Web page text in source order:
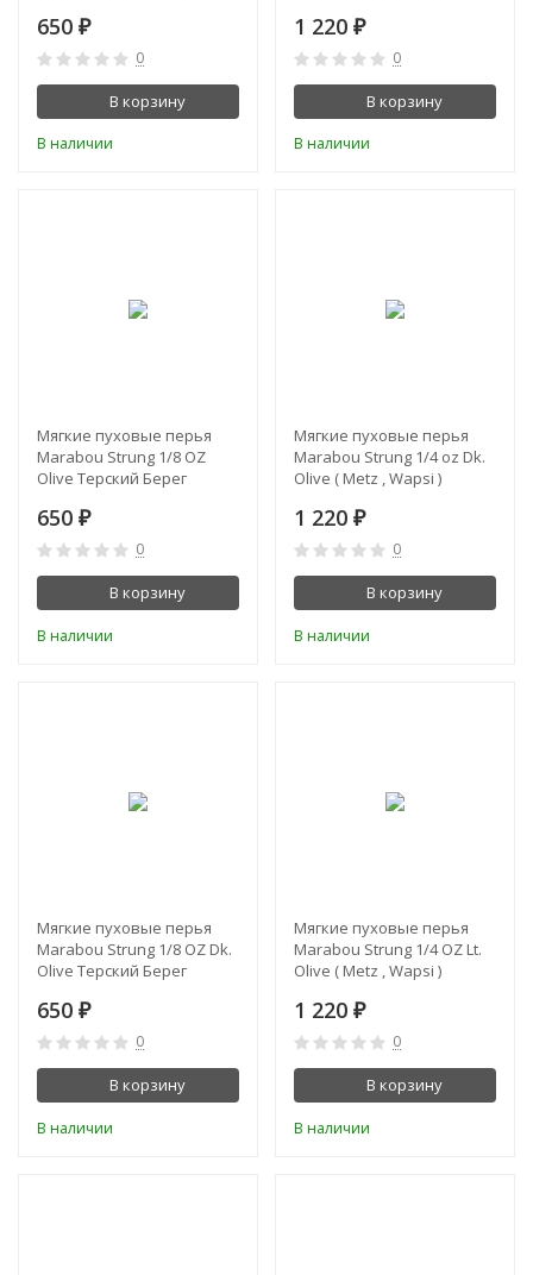
650 ₽
0
В корзину
В наличии
1 220 ₽
0
В корзину
В наличии
Мягкие пуховые перья
Marabou Strung 1/8 OZ
Olive Терский Берег
650 ₽
0
В корзину
В наличии
Мягкие пуховые перья
Marabou Strung 1/4 oz Dk.
Olive ( Metz , Wapsi )
1 220 ₽
0
В корзину
В наличии
Мягкие пуховые перья
Marabou Strung 1/8 OZ Dk.
Olive Терский Берег
650 ₽
0
В корзину
В наличии
Мягкие пуховые перья
Marabou Strung 1/4 OZ Lt.
Olive ( Metz , Wapsi )
1 220 ₽
0
В корзину
В наличии